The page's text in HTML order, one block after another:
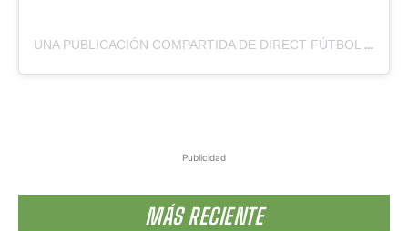
Publicidad
MÁS RECIENTE
UNA PUBLICACIÓN COMPARTIDA DE DIRECT FÚTBOL (@DIRECTFUTBOLEC)